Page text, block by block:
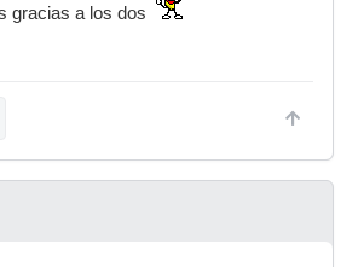
gracias a los dos